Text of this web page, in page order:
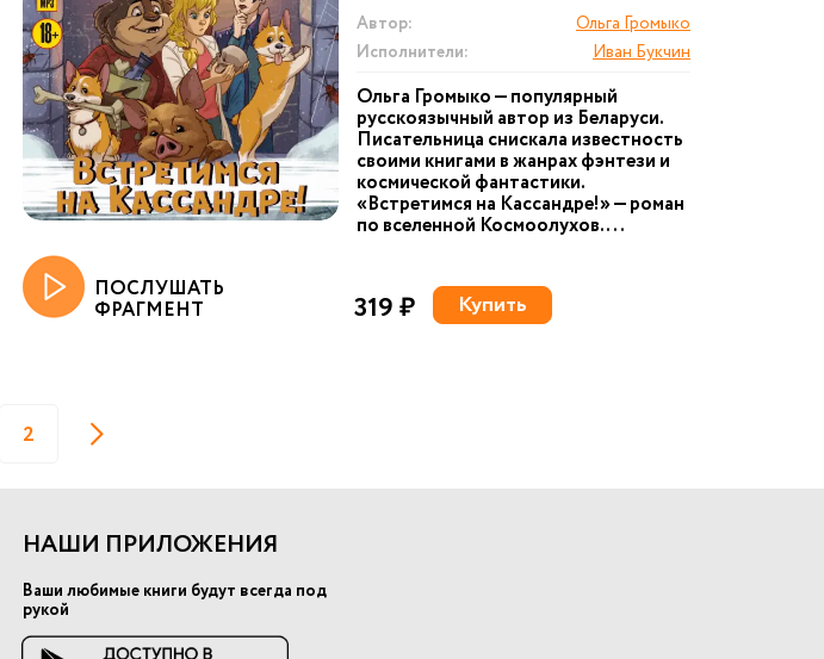
Автор:
Ольга Громыко
Исполнители:
Иван Букчин
Ольга Громыко — популярный
русскоязычный автор из Беларуси.
Писательница снискала известность
своими книгами в жанрах фэнтези и
космической фантастики.
«Встретимся на Кассандре!» — роман
по вселенной Космоолухов. ...
ПОСЛУШАТЬ
ФРАГМЕНТ 319 ₽ Купить
2
НАШИ ПРИЛОЖЕНИЯ
Ваши любимые книги будут всегда под
рукой